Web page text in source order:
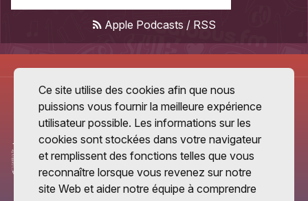
Apple Podcasts / RSS
Ce site utilise des cookies afin que nous
puissions vous fournir la meilleure expérience
utilisateur possible. Les informations sur les
cookies sont stockées dans votre navigateur
et remplissent des fonctions telles que vous
reconnaître lorsque vous revenez sur notre
site Web et aider notre équipe à comprendre